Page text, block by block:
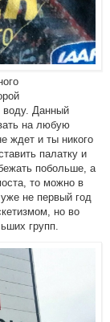
воду. Данный
на любую
ждет и ты никого
палатку и
побольше, а
то можно в
не первый год
но во
групп.